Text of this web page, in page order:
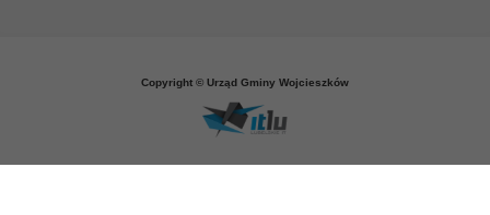
Copyright © Urząd Gminy Wojcieszków